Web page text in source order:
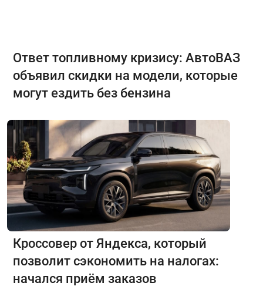
Ответ топливному кризису: АвтоВАЗ
объявил скидки на модели, которые
могут ездить без бензина
Кроссовер от Яндекса, который
позволит сэкономить на налогах:
начался приём заказов